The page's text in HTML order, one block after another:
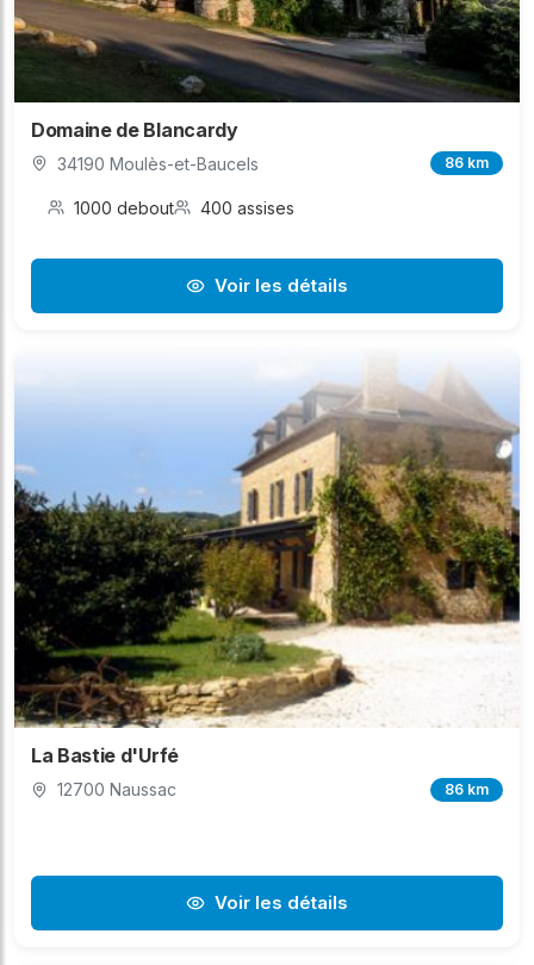
Domaine de Blancardy
34190 Moulès-et-Baucels 86 km
1000 debout 400 assises
Voir les détails
La Bastie d'Urfé
12700 Naussac 86 km
Voir les détails